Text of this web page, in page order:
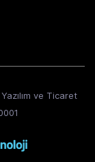
ve Ticaret